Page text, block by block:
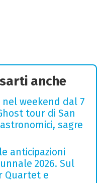
anche
nel weekend dal 7
tour di San
sagre
anticipazioni
2026. Sul
Quartet e